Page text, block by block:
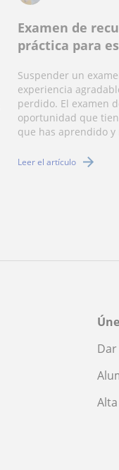
Examen de
práctica para
Suspender un
experiencia
perdido. El examen
oportunidad que
que has aprendido
Leer el artículo